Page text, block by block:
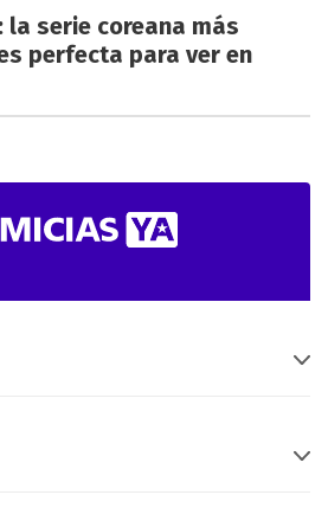
la serie coreana más
perfecta para ver en